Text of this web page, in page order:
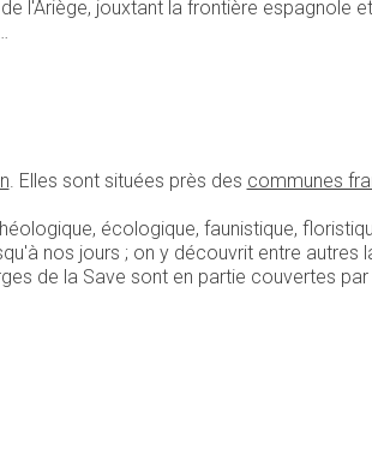
l'Ariège, jouxtant la frontière espagnole
. Elles sont situées près des communes
écologique, faunistique,
nos jours ; on y découvrit entre autres
de la Save sont en partie couvertes par